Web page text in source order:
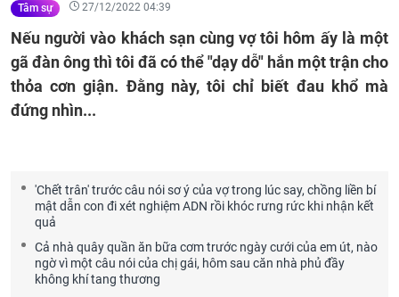
Tâm sự 27/12/2022 04:39
Nếu người vào khách sạn cùng vợ tôi hôm ấy là một
gã đàn ông thì tôi đã có thể "dạy dỗ" hắn một trận cho
thỏa cơn giận. Đằng này, tôi chỉ biết đau khổ mà
đứng nhìn...
'Chết trân' trước câu nói sơ ý của vợ trong lúc say, chồng liền bí
mật dẫn con đi xét nghiệm ADN rồi khóc rưng rức khi nhận kết
quả
Cả nhà quây quần ăn bữa cơm trước ngày cưới của em út, nào
ngờ vì một câu nói của chị gái, hôm sau căn nhà phủ đầy
không khí tang thương